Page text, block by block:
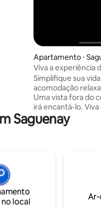
Apartamento ⋅
Viva a experiência
Simplifique sua
acomodação
Uma vista fora do
irá encantá-lo.
relaxante sozinho,
mesmo com sua
independente para
acomodação. Tem
experiência
Saguenay
local